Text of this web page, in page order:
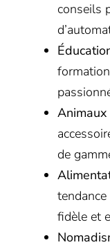
conseils
de
fidèle et